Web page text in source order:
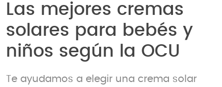
Las mejores cremas
solares para bebés y
niños según la OCU
Te ayudamos a elegir una crema solar